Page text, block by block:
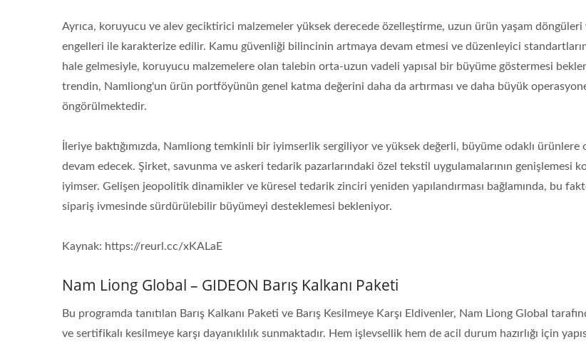
Ayrıca, koruyucu ve alev geciktirici malzemeler yüksek derecede özelleştirme, uzun ürün yaşam
engelleri ile karakterize edilir. Kamu güvenliği bilincinin artmaya devam etmesi ve düzenleyici
hale gelmesiyle, koruyucu malzemelere olan talebin orta-uzun vadeli yapısal bir büyüme göstermesi
trendin, Namliong'un ürün portföyünün genel katma değerini daha da artırması ve daha büyük
öngörülmektedir.
İleriye baktığımızda, Namliong temkinli bir iyimserlik sergiliyor ve yüksek değerli, büyüme odaklı ürünlere
devam edecek. Şirket, savunma ve askeri tedarik pazarlarındaki özel tekstil uygulamalarının genişlemesi
iyimser. Gelişen jeopolitik dinamikler ve küresel tedarik zinciri yeniden yapılandırması bağlamında, bu
sipariş ivmesinde sürdürülebilir büyümeyi desteklemesi bekleniyor.
Kaynak: https://reurl.cc/xKALaE
Nam Liong Global – GIDEON Barış Kalkanı Paketi
Bu programda tanıtılan Barış Kalkanı Paketi ve Barış Kesilmeye Karşı Eldivenler, Nam Liong Global
ve sertifikalı kesilmeye karşı dayanıklılık sunmaktadır. Hem işlevsellik hem de acil durum hazırlığı için